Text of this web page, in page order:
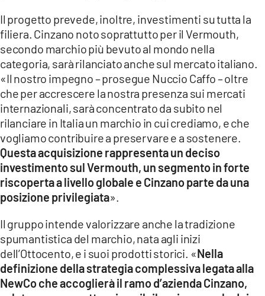
Il progetto prevede, inoltre, investimenti su tutta la
filiera. Cinzano noto soprattutto per il Vermouth,
secondo marchio più bevuto al mondo nella
categoria, sarà rilanciato anche sul mercato italiano.
«Il nostro impegno – prosegue Nuccio Caffo – oltre
che per accrescere la nostra presenza sui mercati
internazionali, sarà concentrato da subito nel
rilanciare in Italia un marchio in cui crediamo, e che
vogliamo contribuire a preservare e a sostenere.
Questa acquisizione rappresenta un deciso
investimento sul Vermouth, un segmento in forte
riscoperta a livello globale e Cinzano parte da una
posizione privilegiata».
Il gruppo intende valorizzare anche la tradizione
spumantistica del marchio, nata agli inizi
dell’Ottocento, e i suoi prodotti storici. «Nella
definizione della strategia complessiva legata alla
NewCo che accoglierà il ramo d’azienda Cinzano,